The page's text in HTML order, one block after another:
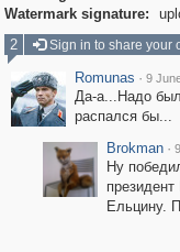
Watermark signature:
2
Sign in to share your
Romunas · 9
Да-а...Надо
распался бы...
Brokman ·
Ну
Ельцину.